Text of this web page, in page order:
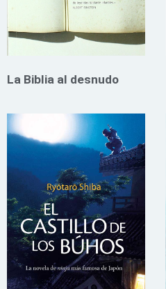
La Biblia al desnudo